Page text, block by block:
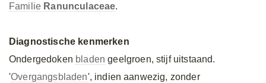
Familie Ranunculaceae.
Diagnostische kenmerken
Ondergedoken bladen geelgroen, stijf uitstaand.
'Overgangsbladen', indien aanwezig, zonder